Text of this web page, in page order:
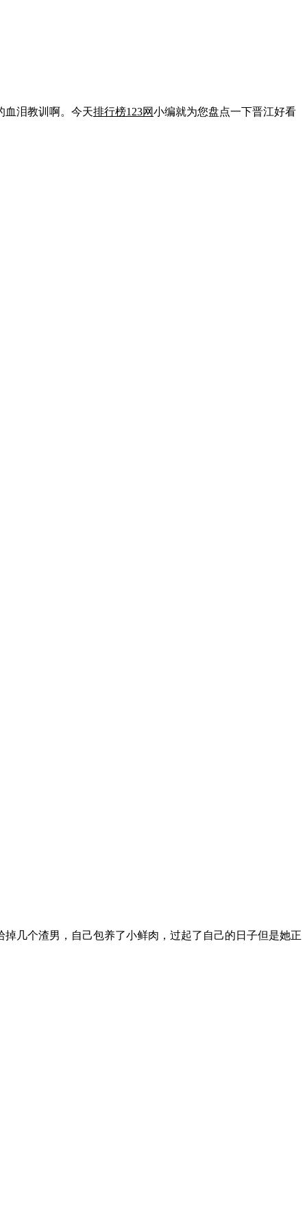
泪教训啊。今天排行榜123网小编就为您盘点一下晋江好看
几个渣男，自己包养了小鲜肉，过起了自己的日子但是她正